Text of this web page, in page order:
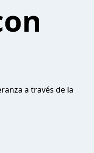
a través de la